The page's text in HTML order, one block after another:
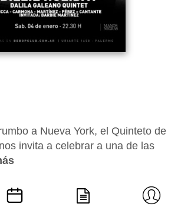
a Nueva York, el Quinteto de
invita a celebrar a una de las